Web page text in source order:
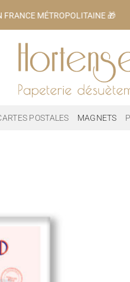
MÉTROPOLITAINE 🎁
POSTALES MAGNETS